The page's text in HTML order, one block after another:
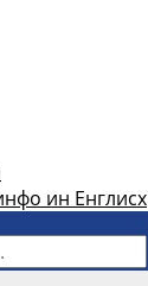
ин Енглисх